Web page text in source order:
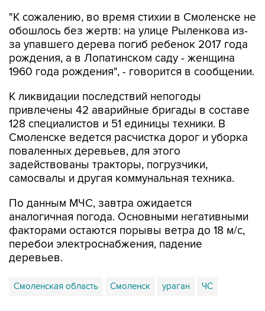
"К сожалению, во время стихии в Смоленске не
обошлось без жертв: на улице Рыленкова из-
за упавшего дерева погиб ребенок 2017 года
рождения, а в Лопатинском саду - женщина
1960 года рождения", - говорится в сообщении.
К ликвидации последствий непогоды
привлечены 42 аварийные бригады в составе
128 специалистов и 51 единицы техники. В
Смоленске ведется расчистка дорог и уборка
поваленных деревьев, для этого
задействованы тракторы, погрузчики,
самосвалы и другая коммунальная техника.
По данным МЧС, завтра ожидается
аналогичная погода. Основными негативными
факторами остаются порывы ветра до 18 м/с,
перебои электроснабжения, падение
деревьев.
Смоленская область Смоленск ураган ЧС